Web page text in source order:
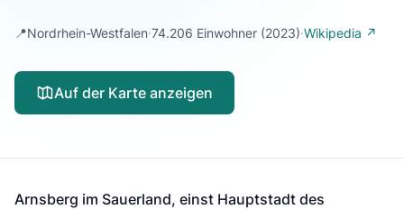
📍Nordrhein-Westfalen·74.206 Einwohner (2023)·Wikipedia ↗
Auf der Karte anzeigen
Arnsberg im Sauerland, einst Hauptstadt des